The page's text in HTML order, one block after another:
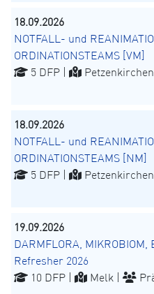
18.09.2026
NOTFALL- und
ORDINATIONSTEAMS [VM]
5 DFP |
Petzenkirchen
18.09.2026
NOTFALL- und
ORDINATIONSTEAMS [NM]
5 DFP |
Petzenkirchen
19.09.2026
DARMFLORA,
Refresher 2026
10 DFP |
Melk |